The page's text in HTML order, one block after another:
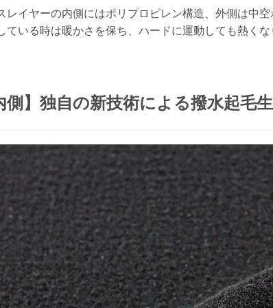
レイヤーの内側にはポリプロピレン構造、外側は中空
ている時は暖かさを保ち、ハードに運動しても熱く
側】独自の新技術による撥水起毛